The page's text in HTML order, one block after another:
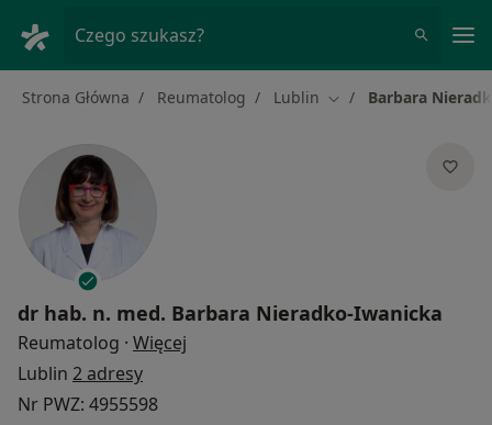
Czego szukasz?
Strona Główna Reumatolog Lublin Zmień miasto
Barbara
dr hab. n. med. Barbara Nieradko-Iwanicka
Reumatolog · Więcej
Lublin 2 adresy
Nr PWZ: 4955598